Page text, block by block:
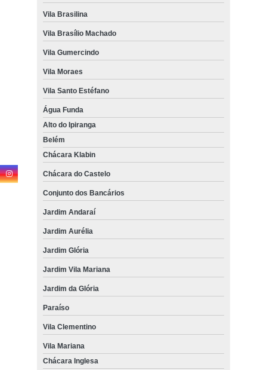
Vila Brasilina
Vila Brasílio Machado
Vila Gumercindo
Vila Moraes
Vila Santo Estéfano
Água Funda
Alto do Ipiranga
Belém
Chácara Klabin
Chácara do Castelo
Conjunto dos Bancários
Jardim Andaraí
Jardim Aurélia
Jardim Glória
Jardim Vila Mariana
Jardim da Glória
Paraíso
Vila Clementino
Vila Mariana
Chácara Inglesa